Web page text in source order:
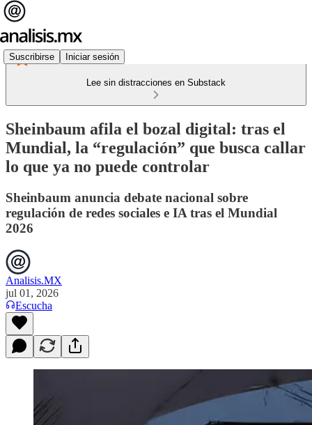
Suscribirse Iniciar sesión
Lee sin distracciones en Substack
Sheinbaum afila el bozal digital: tras el
Mundial, la “regulación” que busca callar
lo que ya no puede controlar
Sheinbaum anuncia debate nacional sobre
regulación de redes sociales e IA tras el Mundial
2026
Analisis.MX
jul 01, 2026
Escucha